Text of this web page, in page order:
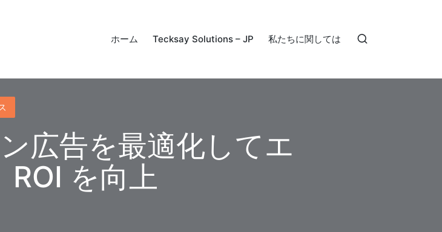
ホーム Tecksay Solutions – JP 私たちに関しては
広告を最適化してエ
を向上